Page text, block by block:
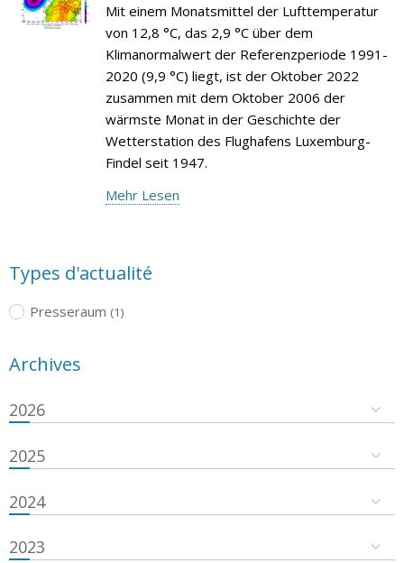
Mit einem Monatsmittel der Lufttemperatur
von 12,8 °C, das 2,9 °C über dem
Klimanormalwert der Referenzperiode 1991-
2020 (9,9 °C) liegt, ist der Oktober 2022
zusammen mit dem Oktober 2006 der
wärmste Monat in der Geschichte der
Wetterstation des Flughafens Luxemburg-
Findel seit 1947.
Mehr Lesen
Types d'actualité
Presseraum (1)
Archives
2026
2025
2024
2023